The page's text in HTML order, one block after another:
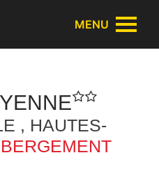
MENU
, HAUTES-